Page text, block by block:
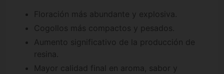
Floración más abundante y explosiva.
Cogollos más compactos y pesados.
Aumento significativo de la producción de
resina.
Mayor calidad final en aroma, sabor y